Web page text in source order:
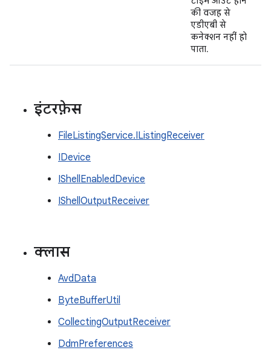
की वजह से
एडीएबी से
कनेक्शन नहीं हो
पाता.
इंटरफ़ेस
FileListingService.IListingReceiver
IDevice
IShellEnabledDevice
IShellOutputReceiver
क्लास
AvdData
ByteBufferUtil
CollectingOutputReceiver
DdmPreferences